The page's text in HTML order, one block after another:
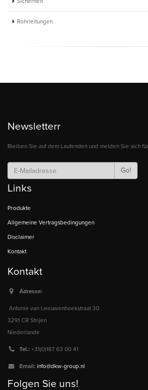
Rohrleitungen
Newsletterr
Bleiben Sie auf dem Laufenden und melden Sie sich
Go!
Links
Produkte
Allgemeine Vertragsbedingungen
Disclaimer
Kontakt
Kontakt
Adresse:
Antonie van Leeuwenhoekstraat 30
3291 CR Strijen
Niederlande
Tel.: +31(0)187 63 00 41
Email: info@dkw-group.nl
Folgen Sie uns!